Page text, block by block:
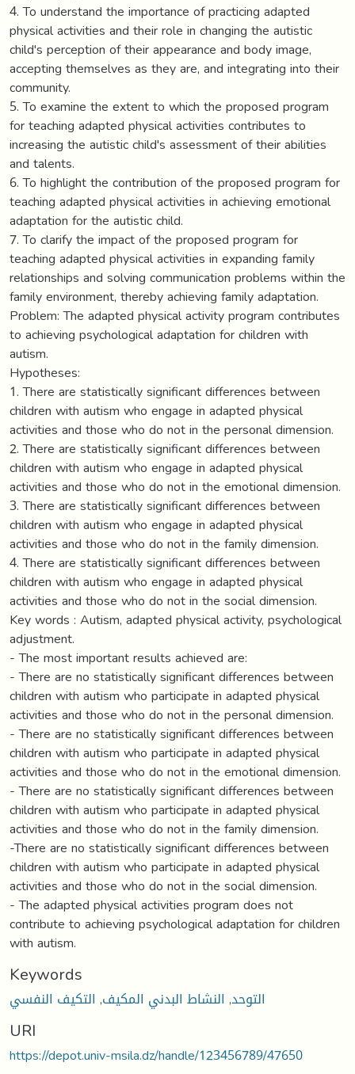
4. To understand the importance of practicing adapted
physical activities and their role in changing the autistic
child's perception of their appearance and body image,
accepting themselves as they are, and integrating into their
community.
5. To examine the extent to which the proposed program
for teaching adapted physical activities contributes to
increasing the autistic child's assessment of their abilities
and talents.
6. To highlight the contribution of the proposed program for
teaching adapted physical activities in achieving emotional
adaptation for the autistic child.
7. To clarify the impact of the proposed program for
teaching adapted physical activities in expanding family
relationships and solving communication problems within the
family environment, thereby achieving family adaptation.
Problem: The adapted physical activity program contributes
to achieving psychological adaptation for children with
autism.
Hypotheses:
1. There are statistically significant differences between
children with autism who engage in adapted physical
activities and those who do not in the personal dimension.
2. There are statistically significant differences between
children with autism who engage in adapted physical
activities and those who do not in the emotional dimension.
3. There are statistically significant differences between
children with autism who engage in adapted physical
activities and those who do not in the family dimension.
4. There are statistically significant differences between
children with autism who engage in adapted physical
activities and those who do not in the social dimension.
Key words : Autism, adapted physical activity, psychological
adjustment.
- The most important results achieved are:
- There are no statistically significant differences between
children with autism who participate in adapted physical
activities and those who do not in the personal dimension.
- There are no statistically significant differences between
children with autism who participate in adapted physical
activities and those who do not in the emotional dimension.
- There are no statistically significant differences between
children with autism who participate in adapted physical
activities and those who do not in the family dimension.
-There are no statistically significant differences between
children with autism who participate in adapted physical
activities and those who do not in the social dimension.
- The adapted physical activities program does not
contribute to achieving psychological adaptation for children
with autism.
Keywords
التوحد, النشاط البدني المكيف, التكيف النفسي
URI
https://depot.univ-msila.dz/handle/123456789/47650